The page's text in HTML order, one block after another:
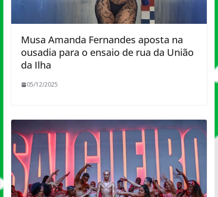
Musa Amanda Fernandes aposta na
ousadia para o ensaio de rua da União
da Ilha
05/12/2025